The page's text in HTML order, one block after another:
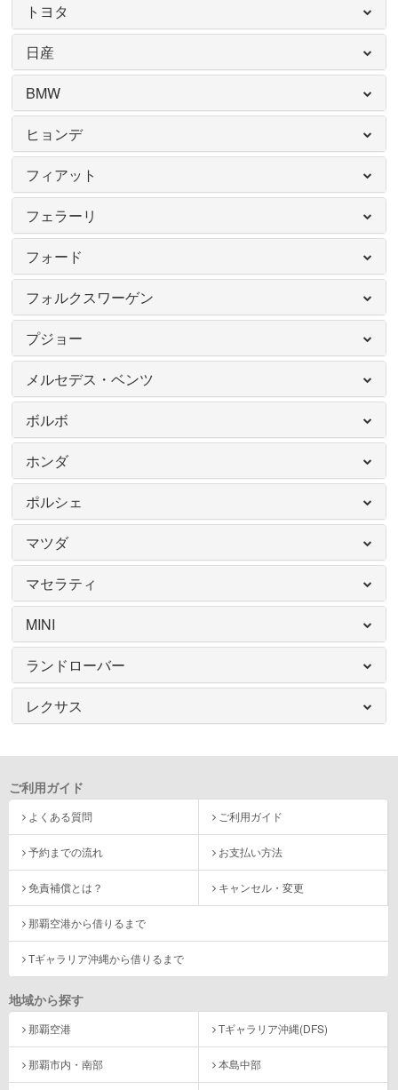
トヨタ
日産
BMW
ヒョンデ
フィアット
フェラーリ
フォード
フォルクスワーゲン
プジョー
メルセデス・ベンツ
ボルボ
ホンダ
ポルシェ
マツダ
マセラティ
MINI
ランドローバー
レクサス
ご利用ガイド
よくある質問 ご利用ガイド
予約までの流れ お支払い方法
免責補償とは？ キャンセル・変更
那覇空港から借りるまで
Tギャラリア沖縄から借りるまで
地域から探す
那覇空港 Tギャラリア沖縄(DFS)
那覇市内・南部 本島中部